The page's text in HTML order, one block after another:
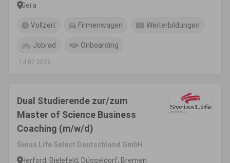
Gera
Vollzeit Firmenwagen Weiterbildungen
Jobrad Onboarding
14.07.2026
Dual Studierende zur/zum
Master of Science Business
Coaching (m/w/d)
Swiss Life Select Deutschland GmbH
Herford, Bielefeld, Düsseldorf, Bremen